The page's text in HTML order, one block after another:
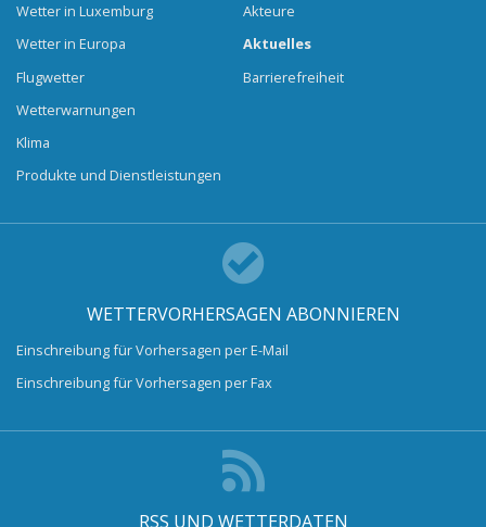
Wetter in Luxemburg
Wetter in Europa
Flugwetter
Wetterwarnungen
Klima
Produkte und Dienstleistungen
Akteure
Aktuelles
Barrierefreiheit
WETTERVORHERSAGEN ABONNIEREN
Einschreibung für Vorhersagen per E-Mail
Einschreibung für Vorhersagen per Fax
RSS UND WETTERDATEN